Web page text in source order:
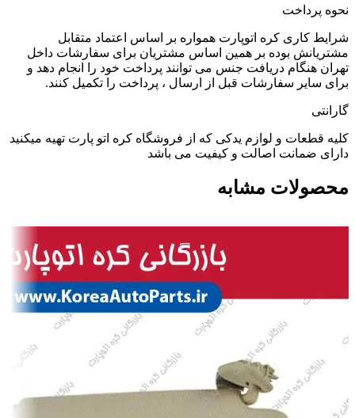
نحوه پرداخت
شرایط کاری کره اتوپارت همواره بر اساس اعتماد متقابل
مشتریانش بوده بر همین اساس مشتریان برای سفارشات داخل
تهران هنگام دریافت جنس می توانند پرداخت خود را انجام دهد و
برای سایر سفارشات قبل از ارسال ، پرداخت را تکمیل کنند.
گارانتی
کلیه قطعات و لوازم یدکی که از فروشگاه کره اتو پارت تهیه میکنید
دارای ضمانت اصالت و کیفیت می باشد
محصولات مشابه